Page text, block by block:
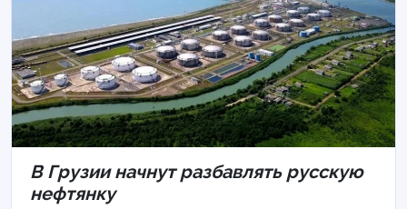
В Грузии начнут разбавлять русскую
нефтянку